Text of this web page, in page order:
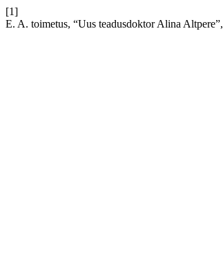
[1]
E. A. toimetus, “Uus teadusdoktor Alina Altpere”,